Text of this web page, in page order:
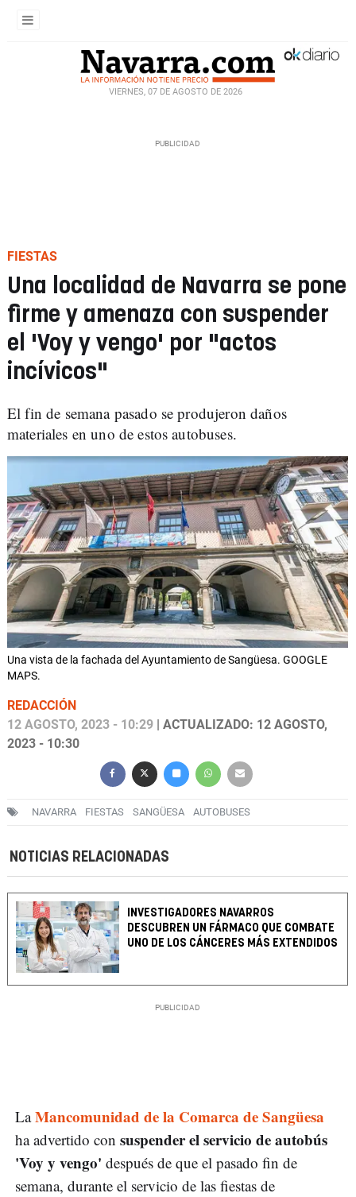
VIERNES, 07 DE AGOSTO DE 2026
FIESTAS
Una localidad de Navarra se pone
firme y amenaza con suspender
el 'Voy y vengo' por "actos
incívicos"
El fin de semana pasado se produjeron daños
materiales en uno de estos autobuses.
Una vista de la fachada del Ayuntamiento de Sangüesa. GOOGLE
MAPS.
REDACCIÓN
12 AGOSTO, 2023 - 10:29 | ACTUALIZADO: 12 AGOSTO,
2023 - 10:30
NAVARRA FIESTAS SANGÜESA AUTOBUSES
NOTICIAS RELACIONADAS
INVESTIGADORES NAVARROS
DESCUBREN UN FÁRMACO QUE COMBATE
UNO DE LOS CÁNCERES MÁS EXTENDIDOS
LaMancomunidad de la Comarca de Sangüesa
ha advertido con suspender el servicio de autobús
'Voy y vengo' después de que el pasado fin de
semana, durante el servicio de las fiestas de